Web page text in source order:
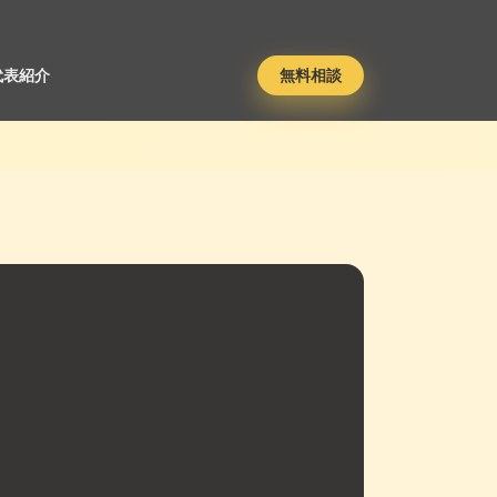
紹介 無料相談